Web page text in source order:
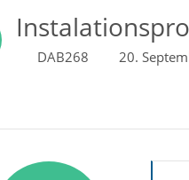
DAB268 20.